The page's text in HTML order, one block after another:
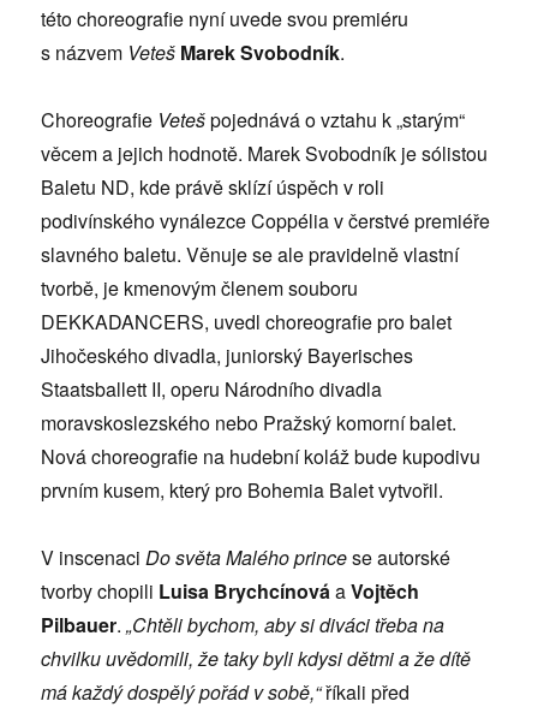
této choreografie nyní uvede svou premiéru
s názvem Veteš Marek Svobodník.
Choreografie Vetešpojednává o vztahu k „starým“
věcem a jejich hodnotě. Marek Svobodník je sólistou
Baletu ND, kde právě sklízí úspěch v roli
podivínského vynálezce Coppélia v čerstvé premiéře
slavného baletu. Věnuje se ale pravidelně vlastní
tvorbě, je kmenovým členem souboru
DEKKADANCERS, uvedl choreografie pro balet
Jihočeského divadla, juniorský Bayerisches
Staatsballett II, operu Národního divadla
moravskoslezského nebo Pražský komorní balet.
Nová choreografie na hudební koláž bude kupodivu
prvním kusem, který pro Bohemia Balet vytvořil.
V inscenaciDo světa Malého princese autorské
tvorby chopili Luisa BrychcínováaVojtěch
Pilbauer.„Chtěli bychom, aby si diváci třeba na
chvilku uvědomili, že taky byli kdysi dětmi a že dítě
má každý dospělý pořád v sobě,“říkali před